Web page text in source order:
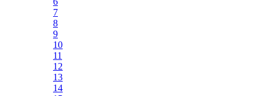
7
8
9
10
11
12
13
14